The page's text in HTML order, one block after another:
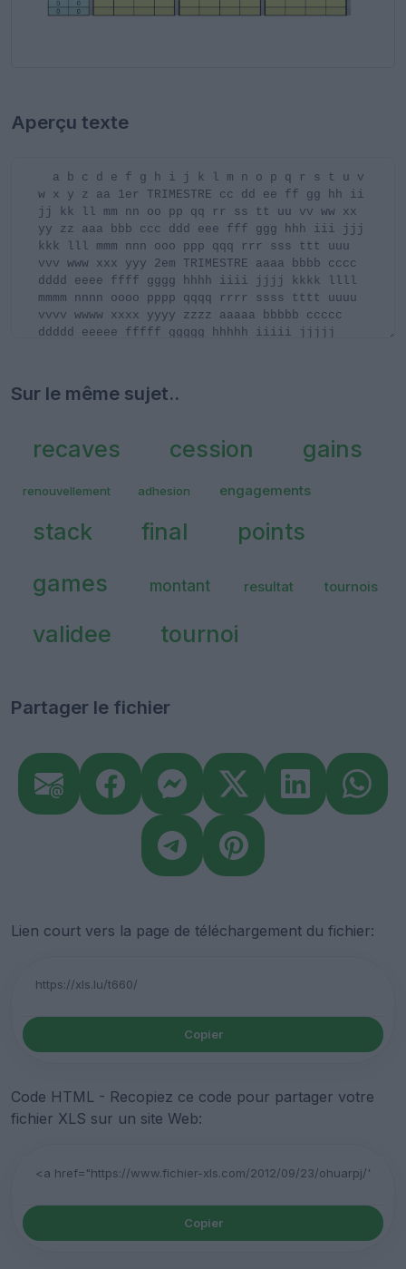
Aperçu texte
Sur le même sujet..
recaves cession gains
renouvellement adhesion engagements
stack final
points
games
montant resultat tournois
validee tournoi
Partager le fichier
Lien court vers la page de téléchargement du fichier:
Copier
Code HTML - Recopiez ce code pour partager votre
fichier XLS sur un site Web:
Copier